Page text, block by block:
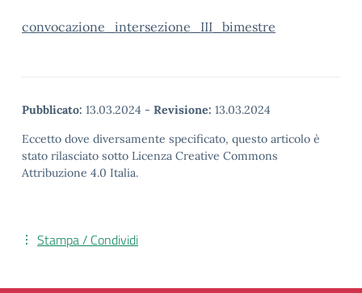
convocazione_intersezione_III_bimestre
Pubblicato: 13.03.2024 - Revisione: 13.03.2024
Eccetto dove diversamente specificato, questo articolo è
stato rilasciato sotto Licenza Creative Commons
Attribuzione 4.0 Italia.
Stampa / Condividi